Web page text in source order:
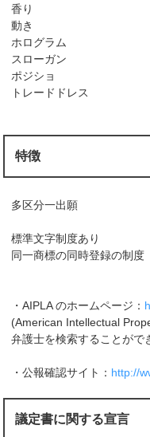
香り
動き
ホログラム
スローガン
ポジショ
トレードドレス
特徴
多区分一出願
標準文字制度あり
同一商標の同時登録の制度
・AIPLA のホームページ：
(American Intellectual
弁護士を検索することがで
・公報確認サイト： http://
議定書に関する宣言